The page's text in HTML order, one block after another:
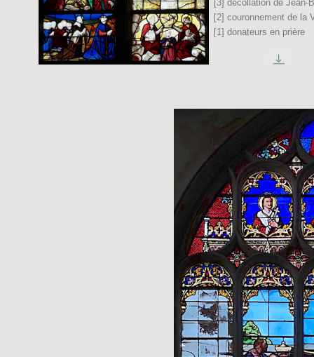
[3] décollation de Jean-
[2] couronnement de la
[1] donateurs en prière